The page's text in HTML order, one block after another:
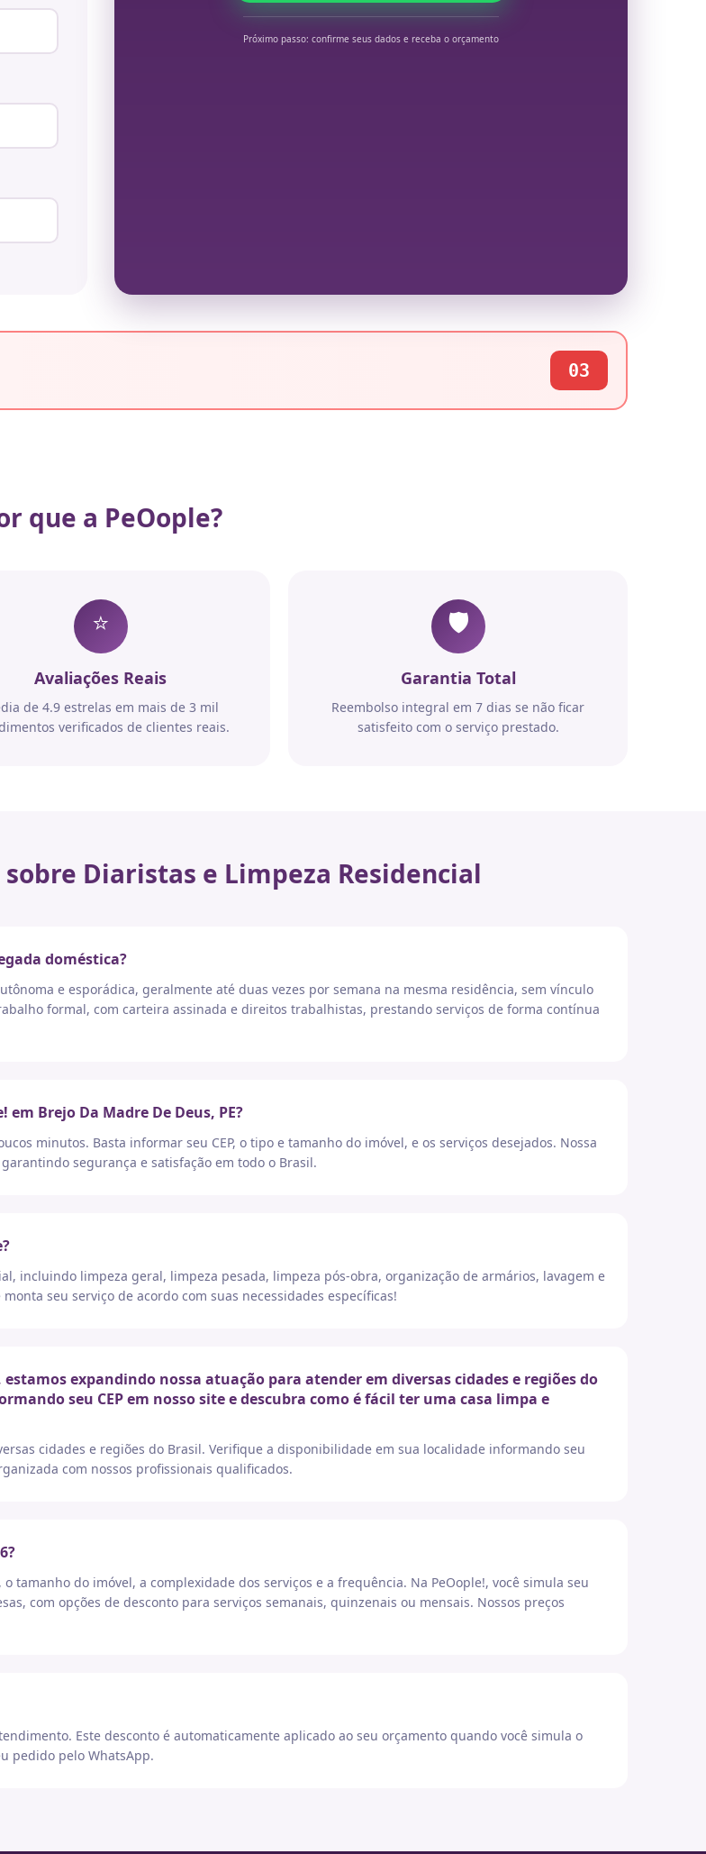
Próximo passo: confirme seus dados e receba o orçamento
03
que a PeOople?
⭐
Avaliações Reais
de 4.9 estrelas em mais de 3 mil
verificados de clientes reais.
🛡️
Garantia Total
Reembolso integral em 7 dias se não ficar
satisfeito com o serviço prestado.
Diaristas e Limpeza Residencial
doméstica?
e esporádica, geralmente até duas vezes por semana na mesma residência, sem vínculo
formal, com carteira assinada e direitos trabalhistas, prestando serviços de forma contínua
Brejo Da Madre De Deus, PE?
minutos. Basta informar seu CEP, o tipo e tamanho do imóvel, e os serviços desejados. Nossa
segurança e satisfação em todo o Brasil.
incluindo limpeza geral, limpeza pesada, limpeza pós-obra, organização de armários, lavagem e
seu serviço de acordo com suas necessidades específicas!
estamos expandindo nossa atuação para atender em diversas cidades e regiões do
seu CEP em nosso site e descubra como é fácil ter uma casa limpa e
cidades e regiões do Brasil. Verifique a disponibilidade em sua localidade informando seu
com nossos profissionais qualificados.
tamanho do imóvel, a complexidade dos serviços e a frequência. Na PeOople!, você simula seu
com opções de desconto para serviços semanais, quinzenais ou mensais. Nossos preços
Este desconto é automaticamente aplicado ao seu orçamento quando você simula o
pedido pelo WhatsApp.